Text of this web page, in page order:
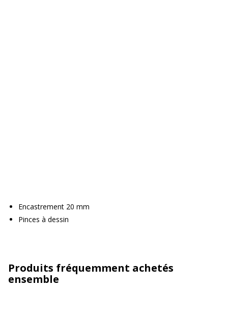
Encastrement 20 mm
Pinces à dessin
Produits fréquemment achetés
ensemble